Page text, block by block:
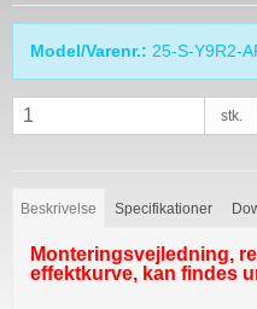
Model/Varenr.: 25-S-Y9R2-
stk.
Beskrivelse Specifikationer
Monteringsvejledning,
effektkurve, kan findes